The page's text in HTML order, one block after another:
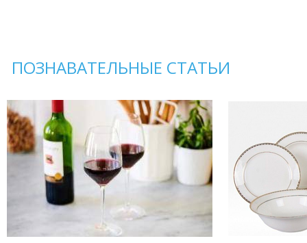
ПОЗНАВАТЕЛЬНЫЕ СТАТЬИ